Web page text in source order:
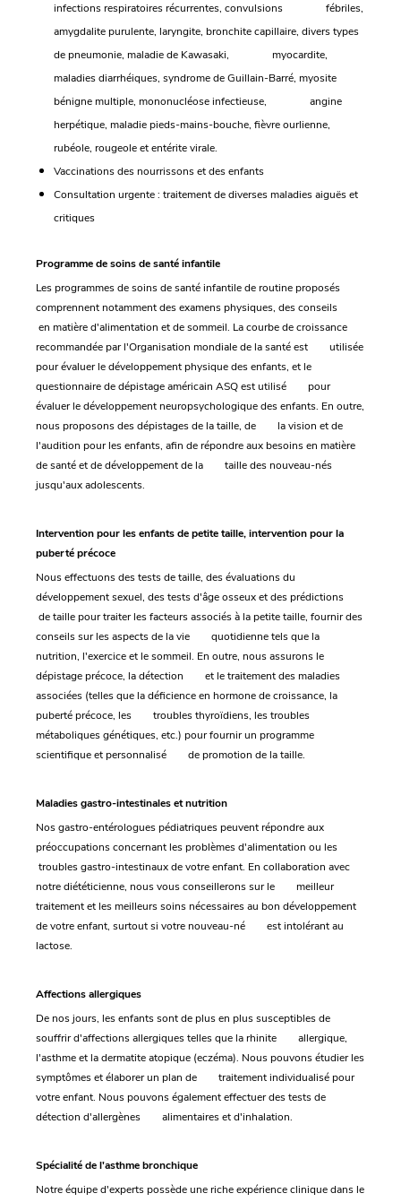
infections respiratoires récurrentes, convulsions fébriles,
amygdalite purulente, laryngite, bronchite capillaire, divers types
de pneumonie, maladie de Kawasaki, myocardite,
maladies diarrhéiques, syndrome de Guillain-Barré, myosite
bénigne multiple, mononucléose infectieuse, angine
herpétique, maladie pieds-mains-bouche, fièvre ourlienne,
rubéole, rougeole et entérite virale.
Vaccinations des nourrissons et des enfants
Consultation urgente : traitement de diverses maladies aiguës et
critiques
Programme de soins de santé infantile
Les programmes de soins de santé infantile de routine proposés
comprennent notamment des examens physiques, des conseils
en matière d'alimentation et de sommeil. La courbe de croissance
recommandée par l'Organisation mondiale de la santé est utilisée
pour évaluer le développement physique des enfants, et le
questionnaire de dépistage américain ASQ est utilisé pour
évaluer le développement neuropsychologique des enfants. En outre,
nous proposons des dépistages de la taille, de la vision et de
l'audition pour les enfants, afin de répondre aux besoins en matière
de santé et de développement de la taille des nouveau-nés
jusqu'aux adolescents.
Intervention pour les enfants de petite taille, intervention pour la
puberté précoce
Nous effectuons des tests de taille, des évaluations du
développement sexuel, des tests d'âge osseux et des prédictions
de taille pour traiter les facteurs associés à la petite taille, fournir des
conseils sur les aspects de la vie quotidienne tels que la
nutrition, l'exercice et le sommeil. En outre, nous assurons le
dépistage précoce, la détection et le traitement des maladies
associées (telles que la déficience en hormone de croissance, la
puberté précoce, les troubles thyroïdiens, les troubles
métaboliques génétiques, etc.) pour fournir un programme
scientifique et personnalisé de promotion de la taille.
Maladies gastro-intestinales et nutrition
Nos gastro-entérologues pédiatriques peuvent répondre aux
préoccupations concernant les problèmes d'alimentation ou les
troubles gastro-intestinaux de votre enfant. En collaboration avec
notre diététicienne, nous vous conseillerons sur le meilleur
traitement et les meilleurs soins nécessaires au bon développement
de votre enfant, surtout si votre nouveau-né est intolérant au
lactose.
Affections allergiques
De nos jours, les enfants sont de plus en plus susceptibles de
souffrir d'affections allergiques telles que la rhinite allergique,
l'asthme et la dermatite atopique (eczéma). Nous pouvons étudier les
symptômes et élaborer un plan de traitement individualisé pour
votre enfant. Nous pouvons également effectuer des tests de
détection d'allergènes alimentaires et d'inhalation.
Spécialité de l'asthme bronchique
Notre équipe d'experts possède une riche expérience clinique dans le